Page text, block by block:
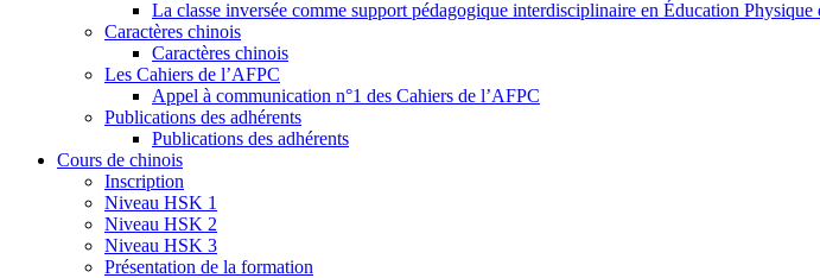
La classe inversée comme support pédagogique interdisciplinaire en Éducation
Caractères chinois
Caractères chinois
Les Cahiers de l’AFPC
Appel à communication n°1 des Cahiers de l’AFPC
Publications des adhérents
Publications des adhérents
Cours de chinois
Inscription
Niveau HSK 1
Niveau HSK 2
Niveau HSK 3
Présentation de la formation